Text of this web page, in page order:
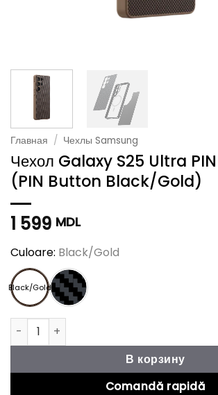
Главная / Чехлы Samsung
Чехол Galaxy S25 Ultra
(PIN Button Black/Gold)
1 599 MDL
Culoare: Black/Gold
Black/Gold
Количество товара Чехол Galaxy S25
В корзину
Comandă rapidă